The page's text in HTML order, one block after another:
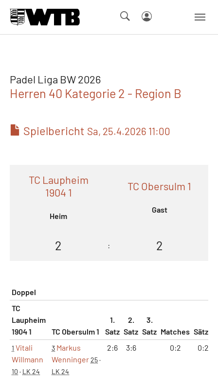
Padel Liga BW 2026
Herren 40 Kategorie 2 - Region B
Spielbericht Sa, 25.4.2026 11:00
TC Laupheim
1904 1
Heim
TC Obersulm 1
Gast
2 : 2
Doppel
TC
Laupheim
1904 1
TC Obersulm 1
1.
Satz
2.
Satz
3.
Satz Matches Sätze
1 Vitali
Willmann
10 · LK 24
3 Markus
Wenninger25·
LK 24
2:6 3:6 0:2 0:2